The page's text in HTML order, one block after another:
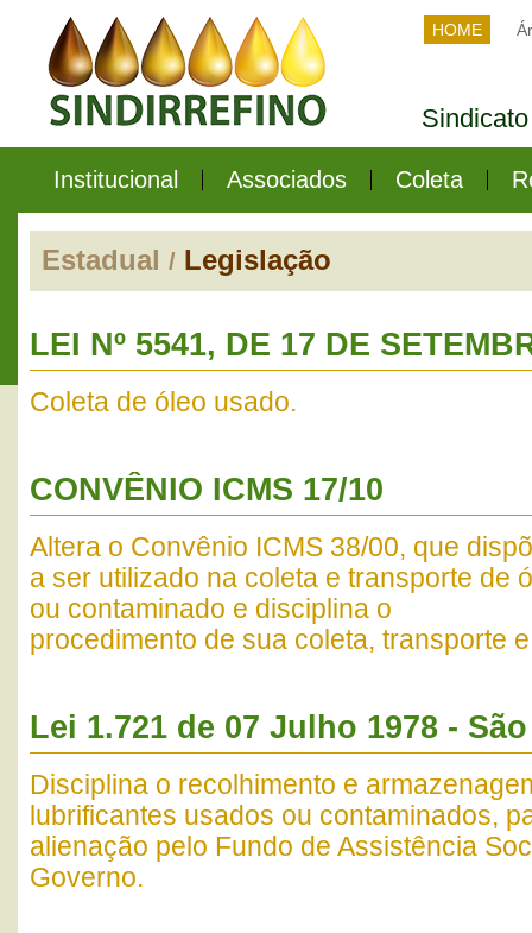
HOME
Institucional Associados Coleta
Estadual / Legislação
LEI Nº 5541, DE 17 DE
Coleta de óleo usado.
CONVÊNIO ICMS 17/10
Altera o Convênio ICMS 38/00, que
a ser utilizado na coleta e transporte de
ou contaminado e disciplina o
procedimento de sua coleta, transporte
Lei 1.721 de 07 Julho 1978 -
Disciplina o recolhimento e
lubrificantes usados ou contaminados,
alienação pelo Fundo de Assistência
Governo.